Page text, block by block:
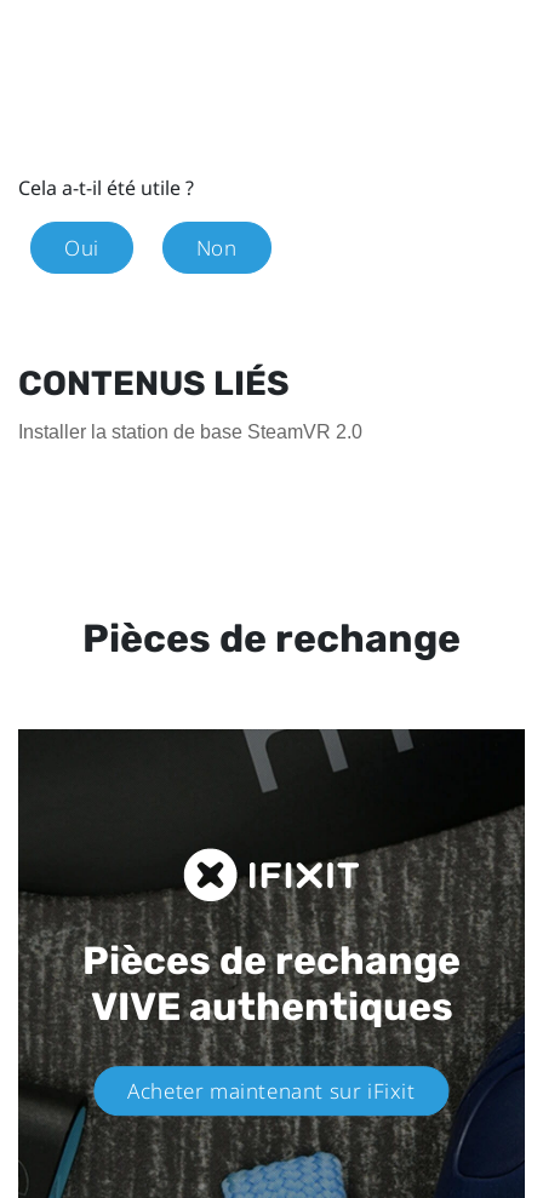
Cela a-t-il été utile ?
Oui Non
CONTENUS LIÉS
Installer la station de base SteamVR 2.0
Pièces de rechange
Pièces de rechange
VIVE authentiques​
Acheter maintenant sur iFixit​